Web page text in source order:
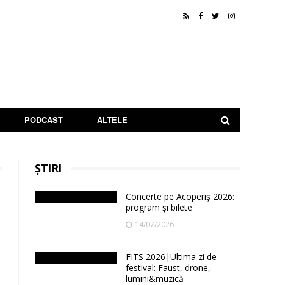
PODCAST ALTELE
ȘTIRI
Concerte pe Acoperiș 2026:
program și bilete
14/07/2026
FITS 2026|Ultima zi de
festival: Faust, drone,
lumini&muzică